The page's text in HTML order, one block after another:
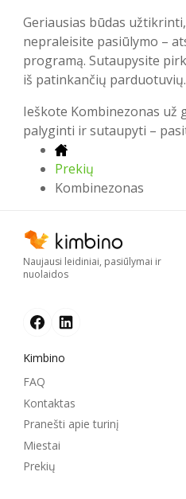
Geriausias būdas
nepraleisite pasiūlymo –
programą. Sutaupysite
iš patinkančių parduotuvių.
Ieškote Kombinezonas už
palyginti ir sutaupyti –
Prekių
Kombinezonas
Naujausi leidiniai, pasiūlymai ir
nuolaidos
Kimbino
FAQ
Kontaktas
Pranešti apie turinį
Miestai
Prekių